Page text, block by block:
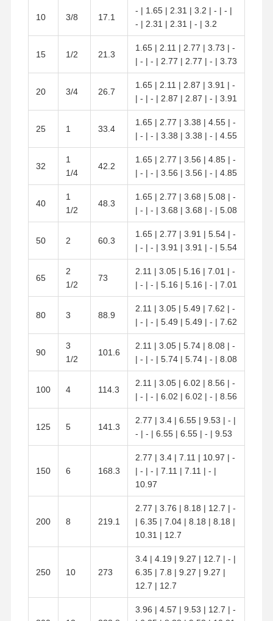
10 3/8 17.1
- | 1.65 | 2.31 | 3.2 | - | - |
- | 2.31 | 2.31 | - | 3.2
15 1/2 21.3
1.65 | 2.11 | 2.77 | 3.73 | -
| - | - | 2.77 | 2.77 | - | 3.73
20 3/4 26.7
1.65 | 2.11 | 2.87 | 3.91 | -
| - | - | 2.87 | 2.87 | - | 3.91
25 1 33.4
1.65 | 2.77 | 3.38 | 4.55 | -
| - | - | 3.38 | 3.38 | - | 4.55
32
1
1/4
42.2
1.65 | 2.77 | 3.56 | 4.85 | -
| - | - | 3.56 | 3.56 | - | 4.85
40
1
1/2
48.3
1.65 | 2.77 | 3.68 | 5.08 | -
| - | - | 3.68 | 3.68 | - | 5.08
50 2 60.3
1.65 | 2.77 | 3.91 | 5.54 | -
| - | - | 3.91 | 3.91 | - | 5.54
65
2
1/2
73
2.11 | 3.05 | 5.16 | 7.01 | -
| - | - | 5.16 | 5.16 | - | 7.01
80 3 88.9
2.11 | 3.05 | 5.49 | 7.62 | -
| - | - | 5.49 | 5.49 | - | 7.62
90
3
1/2
101.6
2.11 | 3.05 | 5.74 | 8.08 | -
| - | - | 5.74 | 5.74 | - | 8.08
100 4 114.3
2.11 | 3.05 | 6.02 | 8.56 | -
| - | - | 6.02 | 6.02 | - | 8.56
125 5 141.3
2.77 | 3.4 | 6.55 | 9.53 | - |
- | - | 6.55 | 6.55 | - | 9.53
150 6 168.3
2.77 | 3.4 | 7.11 | 10.97 | -
| - | - | 7.11 | 7.11 | - |
10.97
200 8 219.1
2.77 | 3.76 | 8.18 | 12.7 | -
| 6.35 | 7.04 | 8.18 | 8.18 |
10.31 | 12.7
250 10 273
3.4 | 4.19 | 9.27 | 12.7 | - |
6.35 | 7.8 | 9.27 | 9.27 |
12.7 | 12.7
3.96 | 4.57 | 9.53 | 12.7 | -